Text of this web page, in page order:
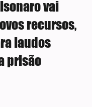
vai
recursos,
laudos
prisão
de 5 estrelas.